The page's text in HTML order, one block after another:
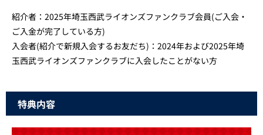
紹介者：2025年埼玉西武ライオンズファンクラブ会員(ご入会・
ご入金が完了している方)
入会者(紹介で新規入会するお友だち)：2024年および2025年埼
玉西武ライオンズファンクラブに入会したことがない方
特典内容